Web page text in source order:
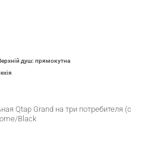
душ: прямокутна
Qtap Grand на три потребителя (с
Black